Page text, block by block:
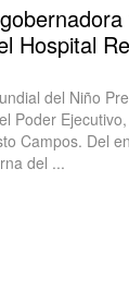
Hospital
del Niño
Poder
Campos. Del
del ...